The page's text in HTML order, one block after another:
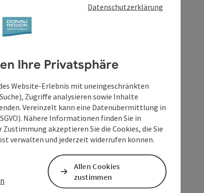
Datenschutzerklärung
Ihre Privatsphäre
Website-Erlebnis mit uneingeschränkten
Zugriffe analysieren sowie Inhalte
Vereinzelt kann eine Datenübermittlung in
Nähere Informationen finden Sie in
Zustimmung akzeptieren Sie die Cookies, die Sie
verwalten und jederzeit widerrufen können.
Allen Cookies
zustimmen